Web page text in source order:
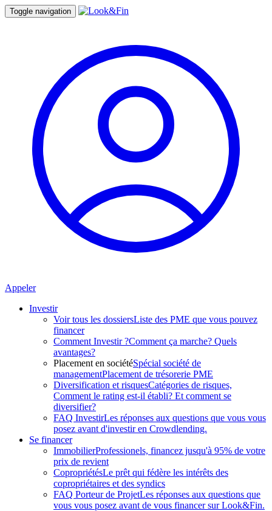
Toggle navigation
Appeler
Investir
Voir tous les dossiersListe des PME que vous pouvez
financer
Comment Investir ?Comment ça marche? Quels
avantages?
Placement en sociétéSpécial société de
managementPlacement de trésorerie PME
Diversification et risquesCatégories de risques,
Comment le rating est-il établi? Et comment se
diversifier?
FAQ InvestirLes réponses aux questions que vous vous
posez avant d'investir en Crowdlending.
Se financer
ImmobilierProfessionels, financez jusqu'à 95% de votre
prix de revient
CopropriétésLe prêt qui fédère les intérêts des
copropriétaires et des syndics
FAQ Porteur de ProjetLes réponses aux questions que
vous vous posez avant de vous financer sur Look&Fin.